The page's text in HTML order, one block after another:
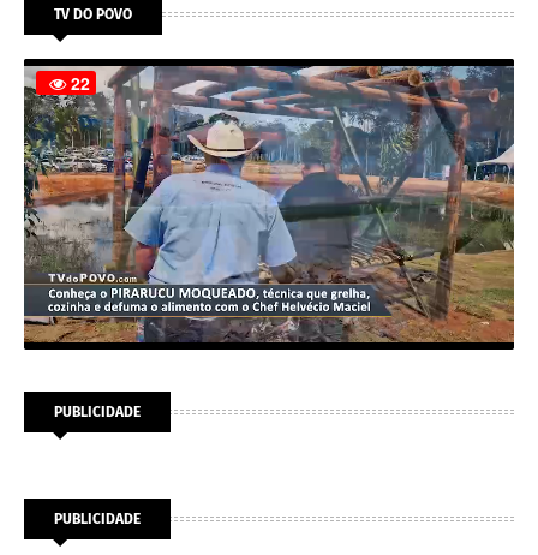
TV DO POVO
PUBLICIDADE
PUBLICIDADE